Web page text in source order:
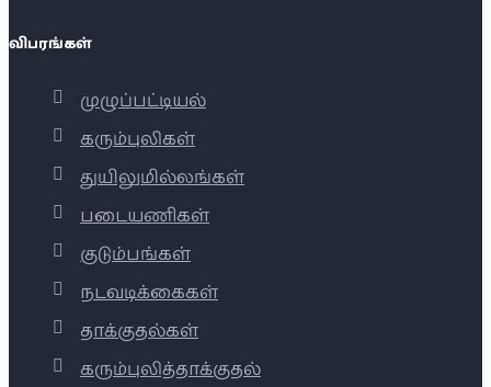
விபரங்கள்
முழுப்பட்டியல்
கரும்புலிகள்
துயிலுமில்லங்கள்
படையணிகள்
குடும்பங்கள்
நடவடிக்கைகள்
தாக்குதல்கள்
கரும்புலித்தாக்குதல்